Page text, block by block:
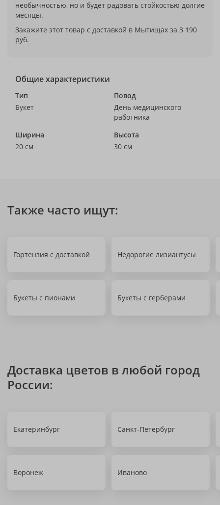
необычностью, но и будет радовать стойкостью долгие
месяцы.
Закажите этот товар с доставкой в Мытищах за 3 190
руб.
Общие характеристики
Тип
Букет
Повод
День медицинского
работника
Ширина
20 см
Высота
30 см
Также часто ищут:
Гортензия с доставкой Недорогие лизиантусы
Букеты с пионами Букеты с герберами
Доставка цветов в любой город
России:
Екатеринбург Санкт-Петербург
Воронеж Иваново